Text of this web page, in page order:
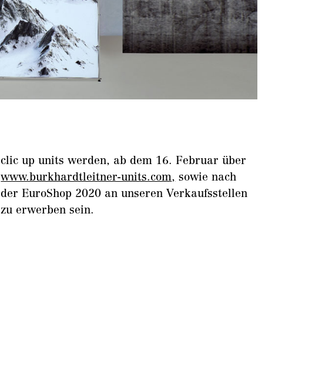
clic up units werden, ab dem 16. Februar über
www.burkhardtleitner-units.com, sowie nach
der EuroShop 2020 an unseren Verkaufsstellen
zu erwerben sein.